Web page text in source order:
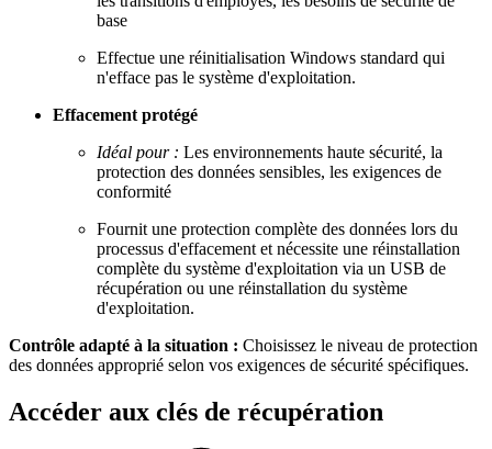
base
Effectue une réinitialisation Windows standard qui
n'efface pas le système d'exploitation.
Effacement protégé
Idéal pour : Les environnements haute sécurité, la
protection des données sensibles, les exigences de
conformité
Fournit une protection complète des données lors du
processus d'effacement et nécessite une réinstallation
complète du système d'exploitation via un USB de
récupération ou une réinstallation du système
d'exploitation.
Contrôle adapté à la situation : Choisissez le niveau de protection
des données approprié selon vos exigences de sécurité spécifiques.
Accéder aux clés de récupération